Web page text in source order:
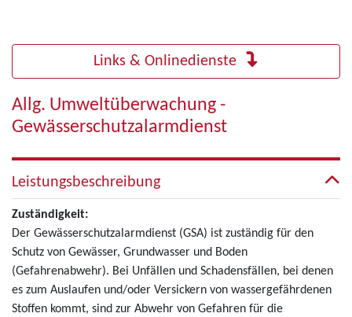
Links & Onlinedienste
Allg. Umweltüberwachung -
Gewässerschutzalarmdienst
Leistungsbeschreibung
Zuständigkeit:
Der Gewässerschutzalarmdienst (GSA) ist zuständig für den
Schutz von Gewässer, Grundwasser und Boden
(Gefahrenabwehr). Bei Unfällen und Schadensfällen, bei denen
es zum Auslaufen und/oder Versickern von wassergefährdenen
Stoffen kommt, sind zur Abwehr von Gefahren für die